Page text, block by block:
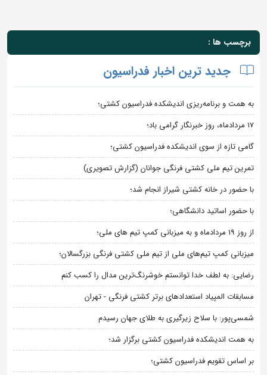
برچسب ها :
جدید ترین اخبار فدراسیون
به همت و برنامه‌ریزی اندیشکده فدراسیون کشتی؛
۱۷ مردادماه، روز خبرنگار گرامی باد؛
گامی تازه از سوی اندیشکده فدراسیون کشتی؛
تمرین تیم ملی کشتی فرنگی جوانان (گزارش تصویری)
با حضور در خانه کشتی شیراز انجام شد؛
با حضور اساتید دانشگاهی؛
از روز 19 مردادماه و به میزبانی کمپ تیم های ملی؛
میزبانی کمپ تیم‌های ملی از تیم ملی کشتی فرنگی بزرگسالان؛
رضایی: به لطف خدا توانستم خوشرنگ‌ترین مدال را کسب کنم
مسابقات المپیاد استعدادهای برتر کشتی فرنگی - تهران
شمسی‌پور: با سلاح زیرگیری به طلای جهان رسیدم
به همت اندیشکده فدراسیون کشتی برگزار شد؛
بر اساس تقویم فدراسیون کشتی؛